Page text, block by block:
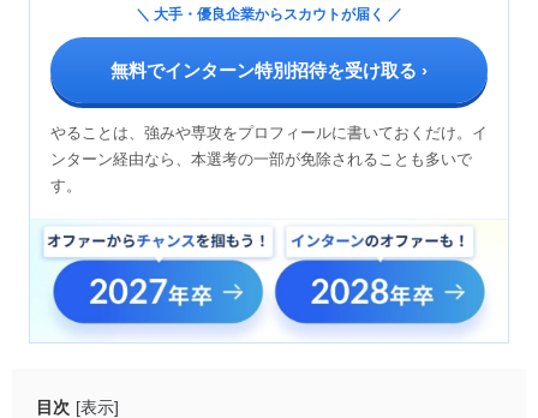
＼ 大手・優良企業からスカウトが届く ／
無料でインターン特別招待を受け取る ›
やることは、強みや専攻をプロフィールに書いておくだけ。イ
ンターン経由なら、本選考の一部が免除されることも多いで
す。
目次 [表示]